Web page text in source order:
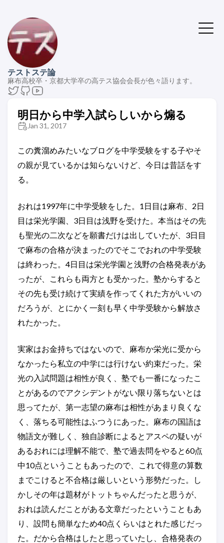
テストステ論
麻布高校卒・京都大学卒の高テス協会会長が色々語ります。
明日から中学入試らしいから煽る
Jan 31, 2017
この糞溜めみたいなブログを中学受験をする子やそ
の親が見ているかは知らないけど、今日は昔話をす
る。
おれは1997年に中学受験をした。1日目は麻布、2日
目は栄光学園、3日目は浅野を受けた。本当はその先
も聖光の二次などを願書だけは出していたが、3日目
で麻布の合格が決まったのでそこでおれの中学受験
は終わった。4日目は栄光学園と浅野の合格発表があ
ったが、これらも両方とも受かった。塾からすると
その先も受け続けて実績を作ってくれた方がいいの
だろうが、とにかく一刻も早く中学受験から解放さ
れたかった。
実家はお金持ちではないので、麻布か栄光に受から
なかったら私立の中学には行けない約束だった。栄
光の入試問題は相性が良く、塾でも一番になったこ
とがあるのでアクシデントがない限り落ちないとは
思ってたが、第一志望の麻布は相性があまり良くな
く、落ちる可能性はふつうにあった。麻布の国語は
物語文が難しく、独自診断によるとアスペの疑いが
あるおれには理解不能で、塾で過去問をやると60点
中10点ということもあったので、これで得意の算数
までこけると不合格は厳しいという形勢だった。し
かしその年は題材がトットちゃんだったと思うが、
おれは読んだことがある文章だったということもあ
り、設問も簡単なため40点くらいはとれた感じだっ
た。だから合格はしたと思っていたし、合格発表の